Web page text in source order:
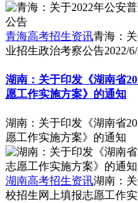
青海高考招生资讯青海：
业招生政治考察公告2022/
湖南：关于印发《湖南省
愿工作实施方案》的通知
湖南：关于印发《湖南省
愿工作实施方案》的通知
湖南高考招生资讯湖南：
校招生网上填报志愿工作